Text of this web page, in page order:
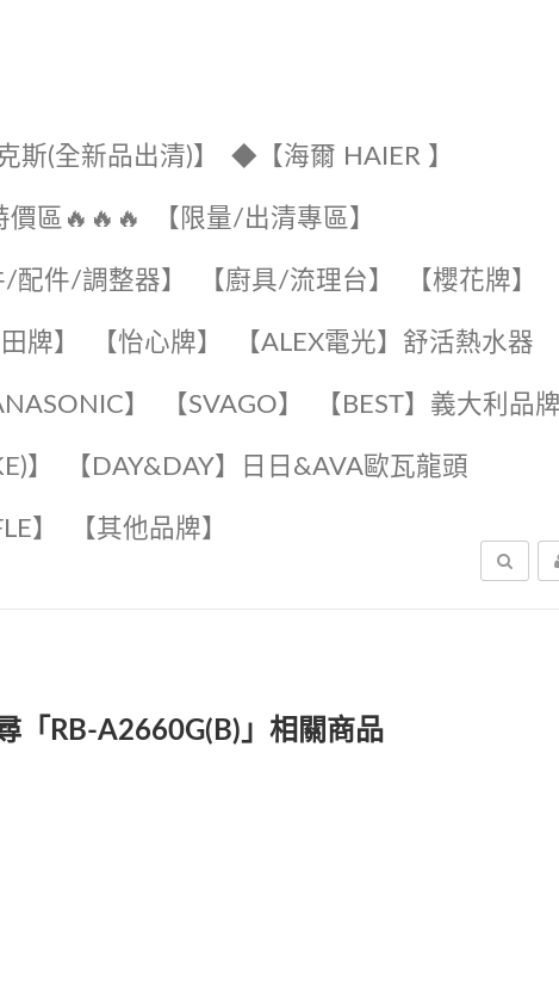
斯(全新品出清)】 ◆【海爾 HAIER 】
價區🔥🔥🔥 【限量/出清專區】
/配件/調整器】 【廚具/流理台】 【櫻花牌】
牌】 ️【怡心牌】️ ️️【ALEX電光】舒活熱水器️️
】️ ️【SVAGO】️ ️【BEST】️義大利品牌
】️ ️【DAY&DAY】️日日&AVA歐瓦龍頭
】 ️【其他品牌】️
搜尋
「RB-A2660G(B)」相關商品